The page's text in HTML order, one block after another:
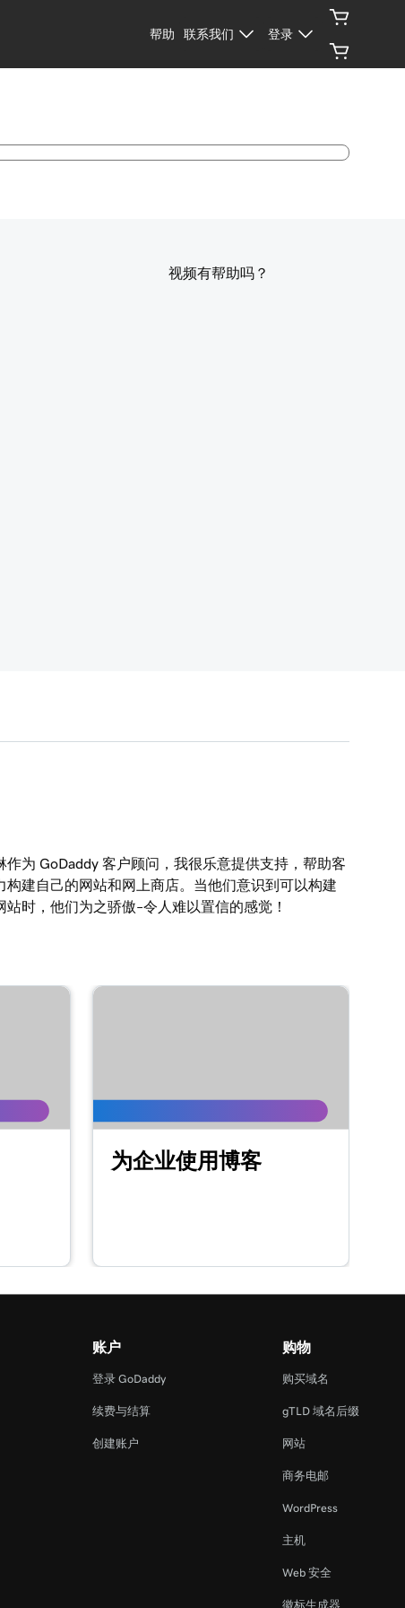
帮助 联系我们 登录
视频有帮助吗？
作为 GoDaddy 客户顾问，我很乐意提供支持，帮助客
构建自己的网站和网上商店。当他们意识到可以构建
站时，他们为之骄傲–令人难以置信的感觉！
为企业使用博客
账户
登录 GoDaddy
续费与结算
创建账户
购物
购买域名
gTLD 域名后缀
网站
商务电邮
WordPress
主机
Web 安全
徽标生成器